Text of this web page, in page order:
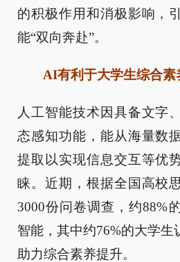
的积极作用和消极影响，
能“双向奔赴”。
AI有利于大学生综合素
人工智能技术因具备文字
态感知功能，能从海量数
提取以实现信息交互等优
睐。近期，根据全国高校
3000份问卷调查，约88%
智能，其中约76%的大学生
助力综合素养提升。